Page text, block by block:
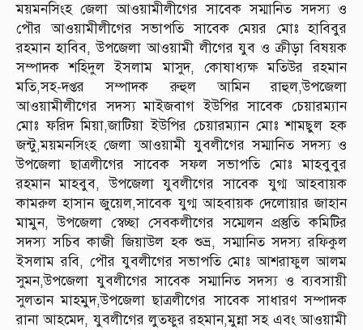
ময়মনসিংহ জেলা আওয়ামীলীগের সাবেক সম্মানিত সদস্য ও
পৌর আওয়ামীলীগের সভাপতি সাবেক মেয়র মোঃ হাবিবুর
রহমান হাবিব, উপজেলা আওয়ামী লীগের যুব ও ক্রীড়া বিষয়ক
সম্পাদক শহিদুল ইসলাম মাসুদ, কোষাধ্যক্ষ মতিউর রহমান
মতি,সহ-দপ্তর সম্পাদক রুহুল আমিন রাহুল,উপজেলা
আওয়ামীলীগের সদস্য মাইজবাগ ইউপির সাবেক চেয়ারম্যান
মোঃ ফরিদ মিয়া,জাটিয়া ইউপির চেয়ারম্যান মোঃ শামছুল হক
জন্টু,ময়মনসিংহ জেলা আওয়ামী যুবলীগের সম্মানিত সদস্য ও
উপজেলা ছাত্রলীগের সাবেক সফল সভাপতি মোঃ মাহবুবুর
রহমান মাহবুব, উপজেলা যুবলীগের সাবেক যুগ্ম আহবায়ক
কামরুল হাসান জুয়েল,সাবেক যুগ্ম আহবায়ক দেলোয়ার জাহান
মামুন, উপজেলা স্বেচ্ছা সেবকলীগের সম্মেলন প্রস্তুতি কমিটির
সদস্য সচিব কাজী জিয়াউল হক শুভ্র, সম্মানিত সদস্য রফিকুল
ইসলাম রবি, পৌর যুবলীগের সভাপতি মোঃ আশরাফুল আলম
সুমন,উপজেলা যুবলীগের সাবেক সম্মানিত সদস্য ও ব্যবসায়ী
সুলতান মাহমুদ,উপজেলা ছাত্রলীগের সাবেক সাধারণ সম্পাদক
রানা আহমেদ, যুবলীগের লুতফুর রহমান,মুন্না সহ এবং আওয়ামী